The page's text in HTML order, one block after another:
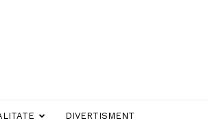
DIVERTISMENT